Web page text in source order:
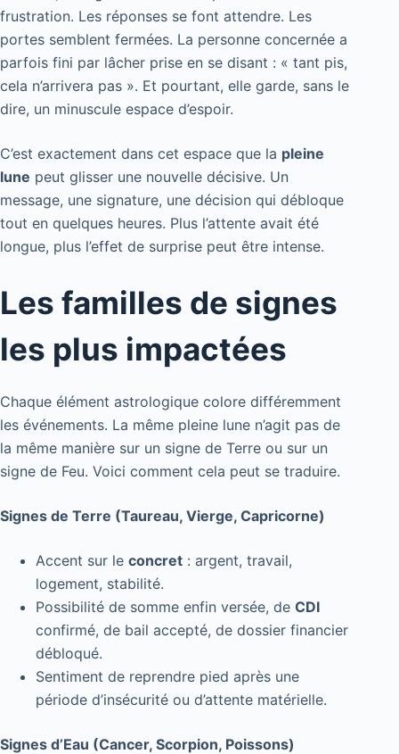
frustration. Les réponses se font attendre. Les
portes semblent fermées. La personne concernée a
parfois fini par lâcher prise en se disant : « tant pis,
cela n’arrivera pas ». Et pourtant, elle garde, sans le
dire, un minuscule espace d’espoir.
C’est exactement dans cet espace que la pleine
lune peut glisser une nouvelle décisive. Un
message, une signature, une décision qui débloque
tout en quelques heures. Plus l’attente avait été
longue, plus l’effet de surprise peut être intense.
Les familles de signes
les plus impactées
Chaque élément astrologique colore différemment
les événements. La même pleine lune n’agit pas de
la même manière sur un signe de Terre ou sur un
signe de Feu. Voici comment cela peut se traduire.
Signes de Terre (Taureau, Vierge, Capricorne)
Accent sur le concret : argent, travail,
logement, stabilité.
Possibilité de somme enfin versée, de CDI
confirmé, de bail accepté, de dossier financier
débloqué.
Sentiment de reprendre pied après une
période d’insécurité ou d’attente matérielle.
Signes d’Eau (Cancer, Scorpion, Poissons)